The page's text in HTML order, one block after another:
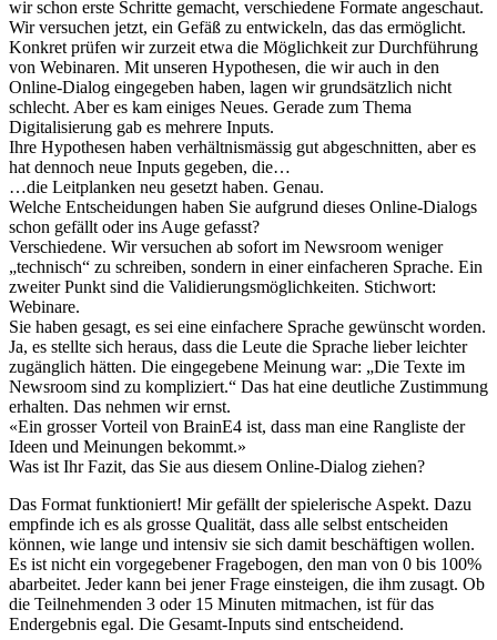
wir schon erste Schritte gemacht, verschiedene Formate angeschaut.
Wir versuchen jetzt, ein Gefäß zu entwickeln, das das ermöglicht.
Konkret prüfen wir zurzeit etwa die Möglichkeit zur Durchführung
von Webinaren. Mit unseren Hypothesen, die wir auch in den
Online-Dialog eingegeben haben, lagen wir grundsätzlich nicht
schlecht. Aber es kam einiges Neues. Gerade zum Thema
Digitalisierung gab es mehrere Inputs.
Ihre Hypothesen haben verhältnismässig gut abgeschnitten, aber es
hat dennoch neue Inputs gegeben, die…
…die Leitplanken neu gesetzt haben. Genau.
Welche Entscheidungen haben Sie aufgrund dieses Online-Dialogs
schon gefällt oder ins Auge gefasst?
Verschiedene. Wir versuchen ab sofort im Newsroom weniger
„technisch“ zu schreiben, sondern in einer einfacheren Sprache. Ein
zweiter Punkt sind die Validierungsmöglichkeiten. Stichwort:
Webinare.
Sie haben gesagt, es sei eine einfachere Sprache gewünscht worden.
Ja, es stellte sich heraus, dass die Leute die Sprache lieber leichter
zugänglich hätten. Die eingegebene Meinung war: „Die Texte im
Newsroom sind zu kompliziert.“ Das hat eine deutliche Zustimmung
erhalten. Das nehmen wir ernst.
«Ein grosser Vorteil von BrainE4 ist, dass man eine Rangliste der
Ideen und Meinungen bekommt.»
Was ist Ihr Fazit, das Sie aus diesem Online-Dialog ziehen?
Das Format funktioniert! Mir gefällt der spielerische Aspekt. Dazu
empfinde ich es als grosse Qualität, dass alle selbst entscheiden
können, wie lange und intensiv sie sich damit beschäftigen wollen.
Es ist nicht ein vorgegebener Fragebogen, den man von 0 bis 100%
abarbeitet. Jeder kann bei jener Frage einsteigen, die ihm zusagt. Ob
die Teilnehmenden 3 oder 15 Minuten mitmachen, ist für das
Endergebnis egal. Die Gesamt-Inputs sind entscheidend.